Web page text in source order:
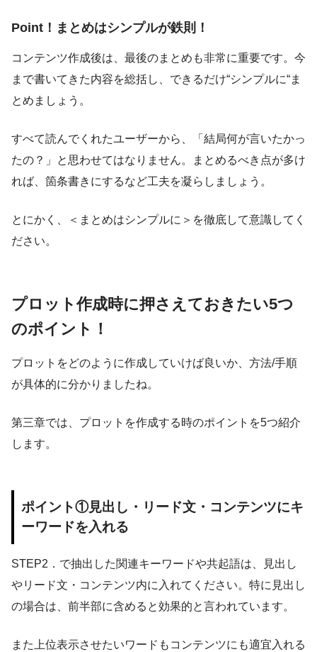
Point！まとめはシンプルが鉄則！
コンテンツ作成後は、最後のまとめも非常に重要です。今
まで書いてきた内容を総括し、できるだけ“シンプルに“ま
とめましょう。
すべて読んでくれたユーザーから、「結局何が言いたかっ
たの？」と思わせてはなりません。まとめるべき点が多け
れば、箇条書きにするなど工夫を凝らしましょう。
とにかく、＜まとめはシンプルに＞を徹底して意識してく
ださい。
プロット作成時に押さえておきたい5つ
のポイント！
プロットをどのように作成していけば良いか、方法/手順
が具体的に分かりましたね。
第三章では、プロットを作成する時のポイントを5つ紹介
します。
ポイント①見出し・リード文・コンテンツにキ
ーワードを入れる
STEP2．で抽出した関連キーワードや共起語は、見出し
やリード文・コンテンツ内に入れてください。特に見出し
の場合は、前半部に含めると効果的と言われています。
また上位表示させたいワードもコンテンツにも適宜入れる